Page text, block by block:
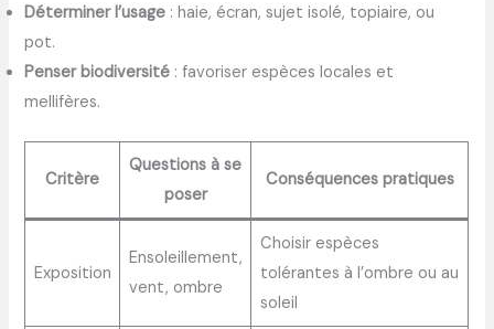
Déterminer l’usage : haie, écran, sujet isolé, topiaire, ou
pot.
Penser biodiversité : favoriser espèces locales et
mellifères.
Critère
Questions à se
poser
Conséquences pratiques
Exposition
Ensoleillement,
vent, ombre
Choisir espèces
tolérantes à l’ombre ou au
soleil